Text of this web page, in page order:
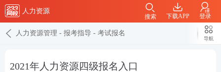
人力资源
下载APP 登录
搜索
人力资源管理 - 报考指导 - 考试报名
导航
2021年人力资源四级报名入口